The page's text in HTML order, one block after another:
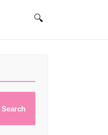
🔍
Search